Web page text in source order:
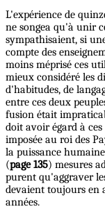
L'expérience de
ne songea qu'à unir
sympathisaient, si
compte des
moins méprisé ces
mieux considéré les
d'habitudes, de
entre ces deux
fusion était
doit avoir égard à
imposée au roi des
la puissance
(page 135) mesures
purent qu'aggraver
devaient toujours en
années.